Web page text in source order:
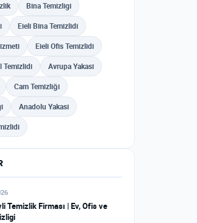
Bina Temizligi
Eieli Bina Temizlidi
Eieli Ofis Temizlidi
Temizlidi Avrupa Yakasi
Cam Temizliği
Anadolu Yakasi
Temizlik Firması | Ev, Ofis ve